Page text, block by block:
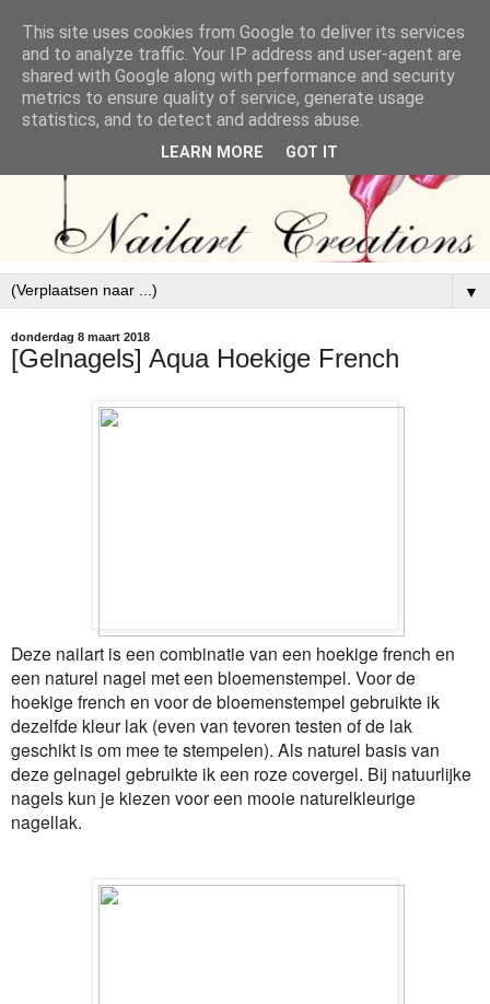
▼
donderdag 8 maart 2018
[Gelnagels] Aqua Hoekige French
Deze nailart is een combinatie van een hoekige french en
een naturel nagel met een bloemenstempel. Voor de
hoekige french en voor de bloemenstempel gebruikte ik
dezelfde kleur lak (even van tevoren testen of de lak
geschikt is om mee te stempelen). Als naturel basis van
deze gelnagel gebruikte ik een roze covergel. Bij natuurlijke
nagels kun je kiezen voor een mooie naturelkleurige
nagellak.
This site uses cookies from Google to deliver its services
and to analyze traffic. Your IP address and user-agent are
shared with Google along with performance and security
metrics to ensure quality of service, generate usage
statistics, and to detect and address abuse.
LEARN MORE GOT IT